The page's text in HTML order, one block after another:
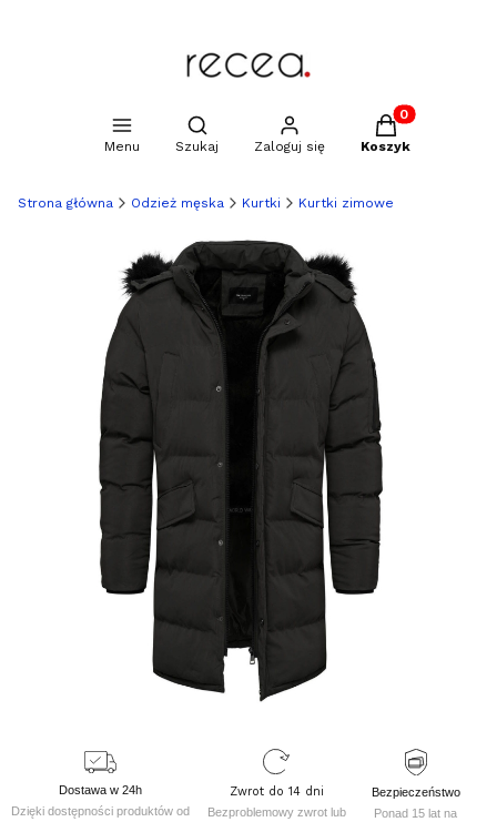
Menu
Otwórz wyszukiwarkę
Szukaj Zaloguj się
Produkty w
Koszyk
Strona główna Odzież męska Kurtki Kurtki zimowe
Dostawa w 24h
Dzięki dostępności produktów od
Zwrot do 14 dni
Bezproblemowy zwrot lub
Bezpieczeństwo
Ponad 15 lat na